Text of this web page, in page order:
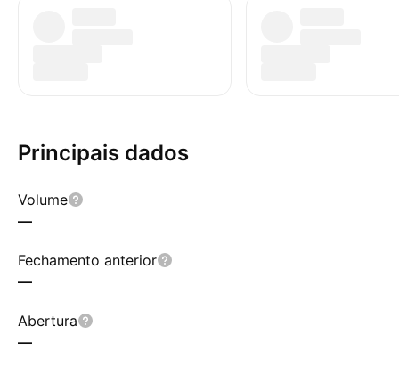
Principais dados
Volume
—
Fechamento anterior
—
Abertura
—